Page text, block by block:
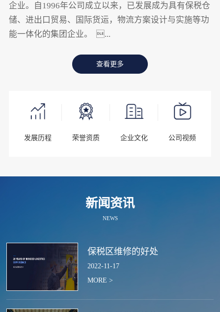
企业。自1996年公司成立以来，已发展成为具有保税仓
储、进出口贸易、国际货运，物流方案设计与实施等功
能一体化的集团企业。 ...
查看更多
发展历程 荣誉资质 企业文化 公司视频
新闻资讯
NEWS
保税区维修的好处
2022-11-17
MORE >